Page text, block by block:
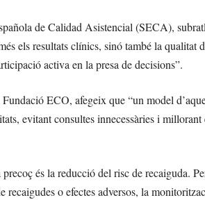
de Calidad Asistencial (SECA),
els resultats clínics, sinó també la qualitat
activa en la presa de decisions”.
ECO, afegeix que “un model
evitant consultes innecessàries i millorant
és la reducció del risc de recaiguda.
o efectes adversos, la